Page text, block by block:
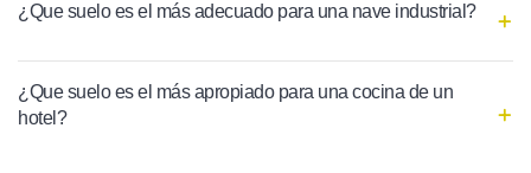
¿Que suelo es el más adecuado para una nave industrial?
¿Que suelo es el más apropiado para una cocina de un
hotel?